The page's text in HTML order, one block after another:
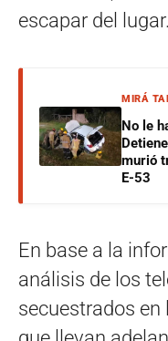
escapar del lugar.
MIRÁ
No le
murió
E-53
En base a la
análisis de los
secuestrados en